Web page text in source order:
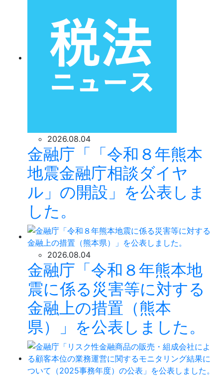
2026.08.04
金融庁「「令和８年熊本
地震金融庁相談ダイヤ
ル」の開設」を公表しま
した。
2026.08.04
金融庁「令和８年熊本地
震に係る災害等に対する
金融上の措置（熊本
県）」を公表しました。